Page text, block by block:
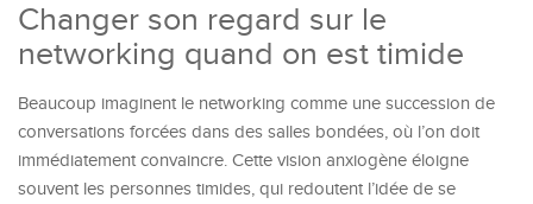
Changer son regard sur le
networking quand on est timide
Beaucoup imaginent le networking comme une succession de
conversations forcées dans des salles bondées, où l’on doit
immédiatement convaincre. Cette vision anxiogène éloigne
souvent les personnes timides, qui redoutent l’idée de se